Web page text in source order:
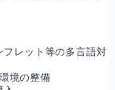
レット等の多言語対
境の整備